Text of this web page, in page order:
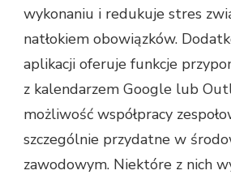
wykonaniu i redukuje stres
natłokiem obowiązków.
aplikacji oferuje funkcje
z kalendarzem Google lub
możliwość współpracy
szczególnie przydatne w
zawodowym. Niektóre z nich